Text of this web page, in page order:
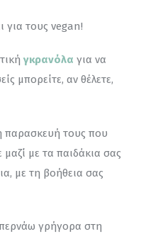
για τους vegan!
γκρανόλα για να
μπορείτε, αν θέλετε,
παρασκευή τους που
μαζί με τα παιδάκια σας
με τη βοήθεια σας
γρήγορα στη